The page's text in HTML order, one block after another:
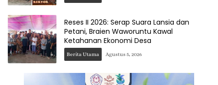
Reses II 2026: Serap Suara Lansia dan
Petani, Braien Waworuntu Kawal
Ketahanan Ekonomi Desa
Berita Utama Agustus 5, 2026